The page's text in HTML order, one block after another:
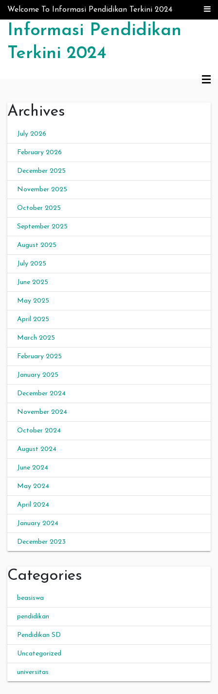
Skip to content
Welcome To Informasi Pendidikan Terkini 2024
Informasi Pendidikan
Terkini 2024
Archives
July 2026
February 2026
December 2025
November 2025
October 2025
September 2025
August 2025
July 2025
June 2025
May 2025
April 2025
March 2025
February 2025
January 2025
December 2024
November 2024
October 2024
August 2024
June 2024
May 2024
April 2024
January 2024
December 2023
Categories
beasiswa
pendidikan
Pendidikan SD
Uncategorized
universitas